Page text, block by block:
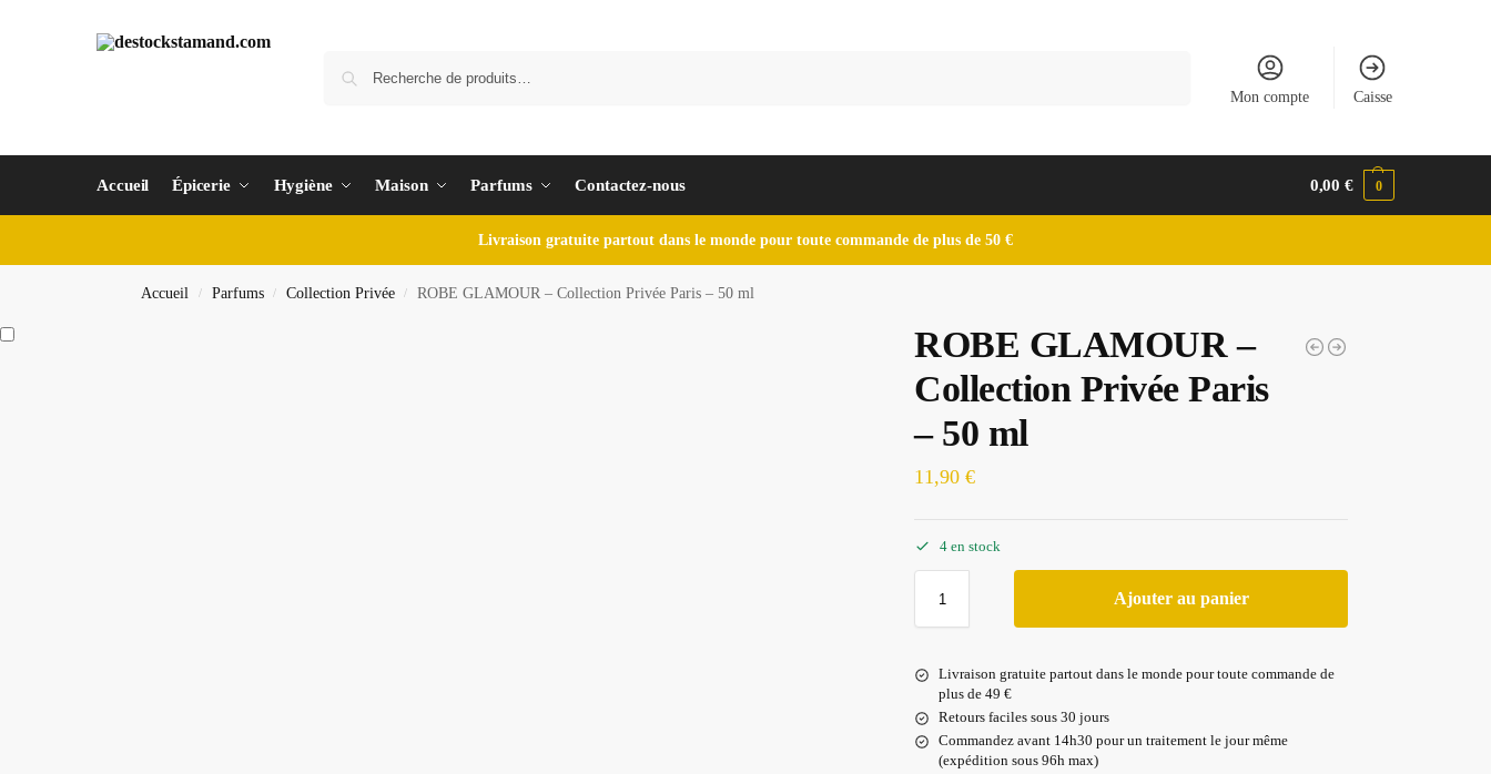
Mon compte Caisse
Accueil Épicerie Hygiène Maison Parfums Contactez-nous 0,00€ 0
Livraison gratuite partout dans le monde pour toute commande de plus de 50 €
Accueil / Parfums / Collection Privée / ROBE GLAMOUR – Collection Privée Paris – 50 ml
ROBE GLAMOUR –
Collection Privée Paris
– 50 ml
11,90€
4 en stock
Ajouter au panier
Livraison gratuite partout dans le monde pour toute commande de
plus de 49 €
Retours faciles sous 30 jours
Commandez avant 14h30 pour un traitement le jour même
(expédition sous 96h max)